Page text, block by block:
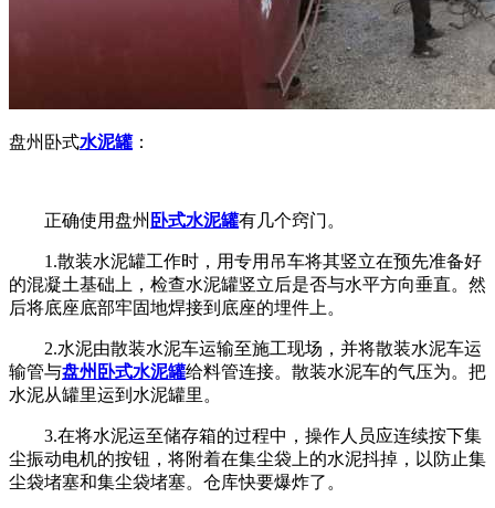
盘州卧式水泥罐：
正确使用盘州 卧式水泥罐有几个窍门。
1.散装水泥罐工作时，用专用吊车将其竖立在预先准备好
的混凝土基础上，检查水泥罐竖立后是否与水平方向垂直。然
后将底座底部牢固地焊接到底座的埋件上。
2.水泥由散装水泥车运输至施工现场，并将散装水泥车运
输管与盘州卧式水泥罐给料管连接。散装水泥车的气压为。把
水泥从罐里运到水泥罐里。
3.在将水泥运至储存箱的过程中，操作人员应连续按下集
尘振动电机的按钮，将附着在集尘袋上的水泥抖掉，以防止集
尘袋堵塞和集尘袋堵塞。仓库快要爆炸了。